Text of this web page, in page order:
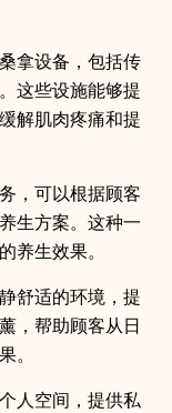
拿设备，包括传
这些设施能够提
解肌肉疼痛和提
，可以根据顾客
生方案。这种一
养生效果。
舒适的环境，提
，帮助顾客从日
。
人空间，提供私